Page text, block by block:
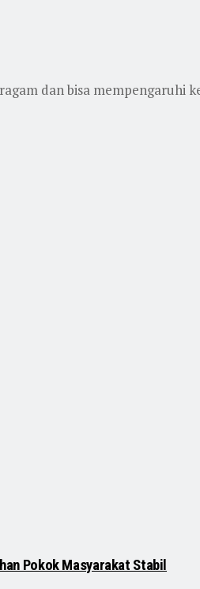
dan bisa
Pokok Masyarakat Stabil